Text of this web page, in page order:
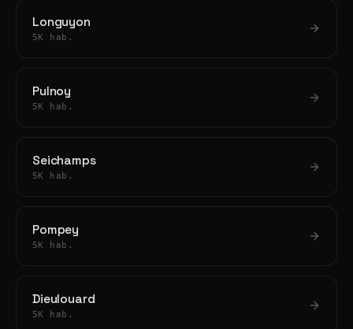
Longuyon
5K hab.
Pulnoy
5K hab.
Seichamps
5K hab.
Pompey
5K hab.
Dieulouard
5K hab.